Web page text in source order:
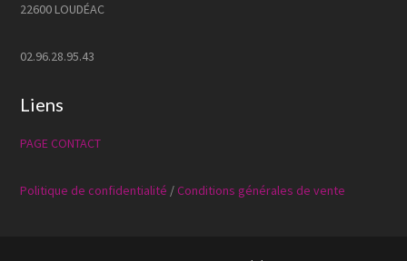
22600 LOUDÉAC
02.96.28.95.43
Liens
PAGE CONTACT
Politique de confidentialité / Conditions générales de vente